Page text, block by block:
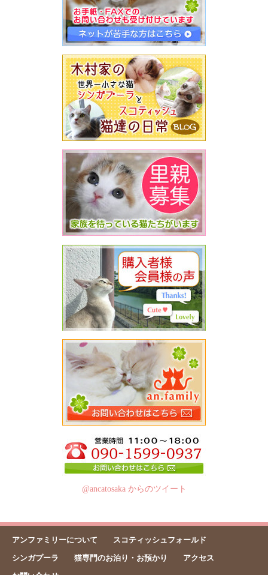
@ancatosaka からのツイート
アンファミリーについて
スコティッシュフォールド
シンガプーラ
猫専門のお泊り・お預かり
アクセス